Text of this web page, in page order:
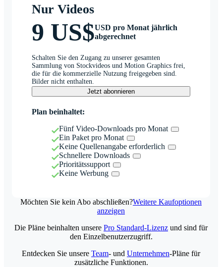
Nur Videos
9 US$USD pro Monat jährlich
abgerechnet
Schalten Sie den Zugang zu unserer gesamten
Sammlung von Stockvideos und Motion Graphics frei,
die für die kommerzielle Nutzung freigegeben sind.
Bilder nicht enthalten.
Jetzt abonnieren
Plan beinhaltet:
Fünf Video-Downloads pro Monat
Ein Paket pro Monat
Keine Quellenangabe erforderlich
Schnellere Downloads
Prioritätssupport
Keine Werbung
Möchten Sie kein Abo abschließen?Weitere Kaufoptionen
anzeigen
Die Pläne beinhalten unsere Pro Standard-Lizenz und sind für
den Einzelbenutzerzugriff.
Entdecken Sie unsere Team- und Unternehmen-Pläne für
zusätzliche Funktionen.